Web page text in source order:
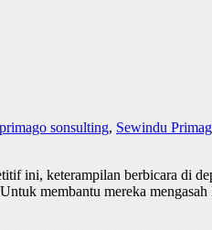
primago sonsulting, Sewindu
ini, keterampilan berbicara di
membantu mereka